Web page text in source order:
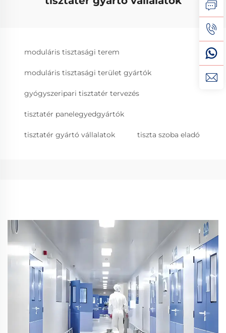
moduláris tisztasági terem
moduláris tisztasági terület gyártók
gyógyszeripari tisztatér tervezés
tisztatér panelegyedgyártók
tisztatér gyártó vállalatok tiszta szoba eladó